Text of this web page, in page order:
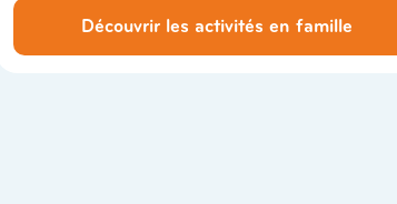
Découvrir les activités en famille